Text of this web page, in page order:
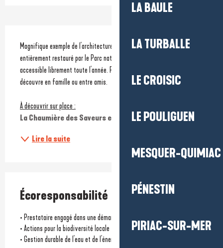
LA BAULE
LA TURBALLE
LE CROISIC
LE POULIGUEN
MESQUER-QUIMIAC
PÉNESTIN
PIRIAC-SUR-MER
Description
Magnifique exemple de l'architecture briéronne, ce village pittoresque,
entièrement restauré par le Parc naturel régional de Brière, est
accessible librement toute l'année. Piétonnier, le village de Kerhinet se
découvre en famille ou entre amis.
À découvrir sur place :
La Chaumière des Saveurs et de...
Lire la suite
Écoresponsabilité
• Prestataire engagé dans une démarche environnementale
• Actions pour la biodiversité locale
• Gestion durable de l'eau et de l'énergie